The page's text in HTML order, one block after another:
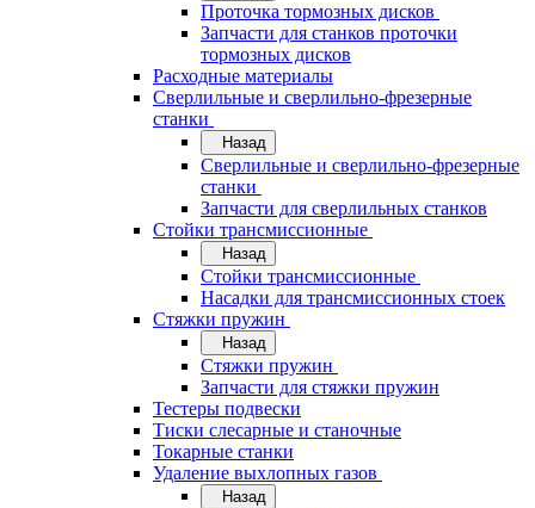
Проточка тормозных дисков
Запчасти для станков проточки
тормозных дисков
Расходные материалы
Сверлильные и сверлильно-фрезерные
станки
Назад
Сверлильные и сверлильно-фрезерные
станки
Запчасти для сверлильных станков
Стойки трансмиссионные
Назад
Стойки трансмиссионные
Насадки для трансмиссионных стоек
Стяжки пружин
Назад
Стяжки пружин
Запчасти для стяжки пружин
Тестеры подвески
Тиски слесарные и станочные
Токарные станки
Удаление выхлопных газов
Назад